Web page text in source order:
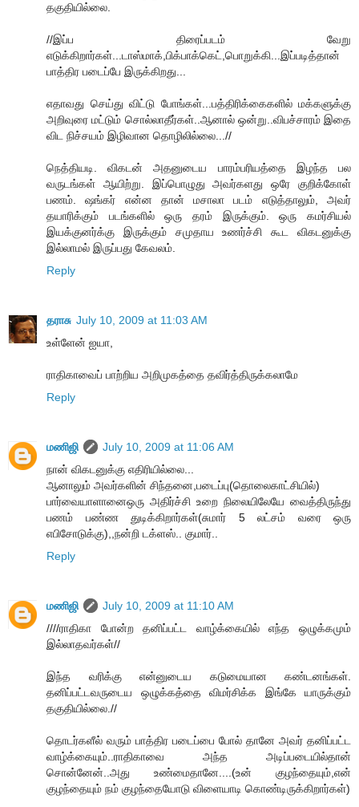
தகுதியில்லை.
//இப்ப திரைப்படம் வேறு
எடுக்கிறார்கள்...டாஸ்மாக்,பிக்பாக்கெட்,பொறுக்கி...இப்படித்தான்
பாத்திர படைப்பே இருக்கிறது...
எதாவது செய்து விட்டு போங்கள்...பத்திரிக்கைகளில் மக்களுக்கு
அறிவுரை மட்டும் சொல்லாதீர்கள்..ஆனால் ஒன்று..விபச்சாரம் இதை
விட நிச்சயம் இழிவான தொழிலில்லை...//
நெத்தியடி. விகடன் அதனுடைய பாரம்பரியத்தை இழந்த பல
வருடங்கள் ஆயிற்று. இப்பொழுது அவர்களது ஒரே குறிக்கோள்
பணம். ஷங்கர் என்ன தான் மசாலா படம் எடுத்தாலும், அவர்
தயாரிக்கும் படங்களில் ஒரு தரம் இருக்கும். ஒரு கமர்சியல்
இயக்குனர்க்கு இருக்கும் சமுதாய உணர்ச்சி கூட விகடனுக்கு
இல்லாமல் இருப்பது கேவலம்.
Reply
தராசு July 10, 2009 at 11:03 AM
உள்ளேன் ஐயா,
ராதிகாவைப் பாற்றிய அறிமுகத்தை தவிர்த்திருக்கலாமே
Reply
மணிஜி
July 10, 2009 at 11:06 AM
நான் விகடனுக்கு எதிரியில்லை...
ஆனாலும் அவர்களின் சிந்தனை,படைப்பு(தொலைகாட்சியில்)
பார்வையாளானைஒரு அதிர்ச்சி உறை நிலையிலேயே வைத்திருந்து
பணம் பண்ண துடிக்கிறார்கள்(சுமார் 5 லட்சம் வரை ஒரு
எபிசோடுக்கு),,நன்றி டக்ளஸ்.. குமார்..
Reply
மணிஜி
July 10, 2009 at 11:10 AM
////ராதிகா போன்ற தனிப்பட்ட வாழ்க்கையில் எந்த ஒழுக்கமும்
இல்லாதவர்கள்//
இந்த வரிக்கு என்னுடைய கடுமையான கண்டனங்கள்.
தனிப்பட்டவருடைய ஒழுக்கத்தை விமர்சிக்க இங்கே யாருக்கும்
தகுதியில்லை.//
தொடர்களீல் வரும் பாத்திர படைப்பை போல் தானே அவர் தனிப்பட்ட
வாழ்க்கையும்..ராதிகாவை அந்த அடிப்படையில்தான்
சொன்னேன்..அது உண்மைதானே....(உன் குழந்தையும்,என்
குழந்தையும் நம் குழந்தையோடு விளையாடி கொண்டிருக்கிறார்கள்)